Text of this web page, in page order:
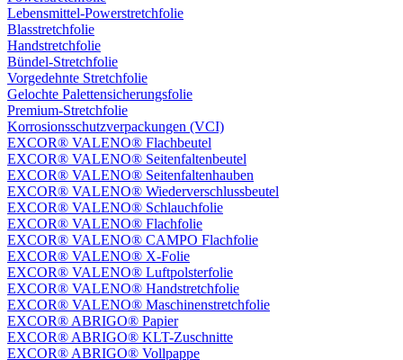
Lebensmittel-Powerstretchfolie
Blasstretchfolie
Handstretchfolie
Bündel-Stretchfolie
Vorgedehnte Stretchfolie
Gelochte Palettensicherungsfolie
Premium-Stretchfolie
Korrosionsschutzverpackungen (VCI)
EXCOR® VALENO® Flachbeutel
EXCOR® VALENO® Seitenfaltenbeutel
EXCOR® VALENO® Seitenfaltenhauben
EXCOR® VALENO® Wiederverschlussbeutel
EXCOR® VALENO® Schlauchfolie
EXCOR® VALENO® Flachfolie
EXCOR® VALENO® CAMPO Flachfolie
EXCOR® VALENO® X-Folie
EXCOR® VALENO® Luftpolsterfolie
EXCOR® VALENO® Handstretchfolie
EXCOR® VALENO® Maschinenstretchfolie
EXCOR® ABRIGO® Papier
EXCOR® ABRIGO® KLT-Zuschnitte
EXCOR® ABRIGO® Vollpappe